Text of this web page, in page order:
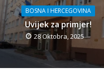
BOSNA I HERCEGOVINA
Uvijek za primjer!
28 Oktobra, 2025